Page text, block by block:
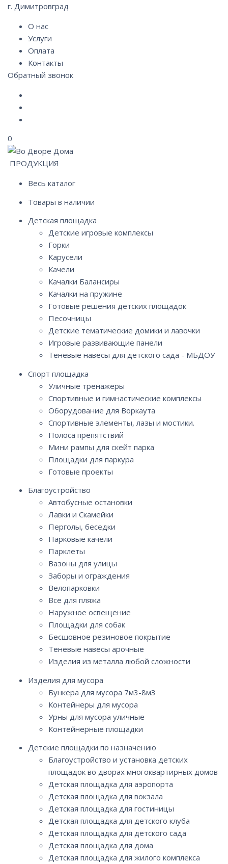
г. Димитровград
О нас
Услуги
Оплата
Контакты
Обратный звонок
0
ПРОДУКЦИЯ
Весь каталог
Товары в наличии
Детская площадка
Детские игровые комплексы
Горки
Карусели
Качели
Качалки Балансиры
Качалки на пружине
Готовые решения детских площадок
Песочницы
Детские тематические домики и лавочки
Игровые развивающие панели
Теневые навесы для детского сада - МБДОУ
Спорт площадка
Уличные тренажеры
Спортивные и гимнастические комплексы
Оборудование для Воркаута
Спортивные элементы, лазы и мостики.
Полоса препятствий
Мини рампы для скейт парка
Площадки для паркура
Готовые проекты
Благоустройство
Автобусные остановки
Лавки и Скамейки
Перголы, беседки
Парковые качели
Парклеты
Вазоны для улицы
Заборы и ограждения
Велопарковки
Все для пляжа
Наружное освещение
Площадки для собак
Бесшовное резиновое покрытие
Теневые навесы арочные
Изделия из металла любой сложности
Изделия для мусора
Бункера для мусора 7м3-8м3
Контейнеры для мусора
Урны для мусора уличные
Контейнерные площадки
Детские площадки по назначению
Благоустройство и установка детских
площадок во дворах многоквартирных домов
Детская площадка для аэропорта
Детская площадка для вокзала
Детская площадка для гостиницы
Детская площадка для детского клуба
Детская площадка для детского сада
Детская площадка для дома
Детская площадка для жилого комплекса